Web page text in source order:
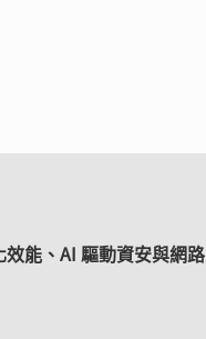
能、AI 驅動資安與網路